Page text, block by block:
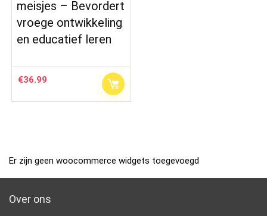
meisjes – Bevordert
vroege ontwikkeling
en educatief leren
€36.99
Er zijn geen woocommerce widgets toegevoegd
Over ons